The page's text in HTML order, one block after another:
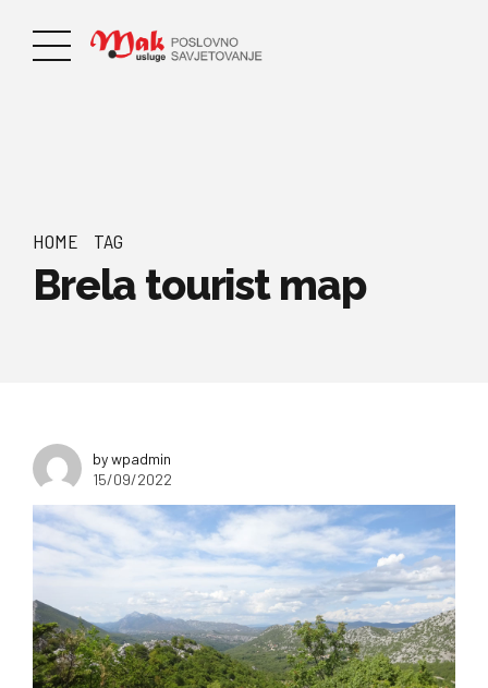
HOME TAG
Brela tourist map
by wpadmin
15/09/2022